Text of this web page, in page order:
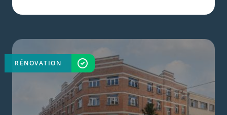
RÉNOVATION TERMINÉ